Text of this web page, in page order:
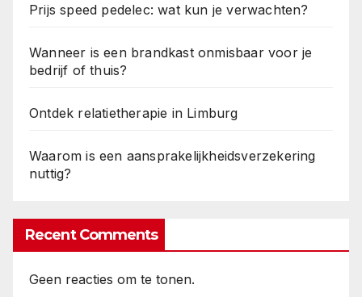
Prijs speed pedelec: wat kun je verwachten?
Wanneer is een brandkast onmisbaar voor je
bedrijf of thuis?
Ontdek relatietherapie in Limburg
Waarom is een aansprakelijkheidsverzekering
nuttig?
Recent Comments
Geen reacties om te tonen.